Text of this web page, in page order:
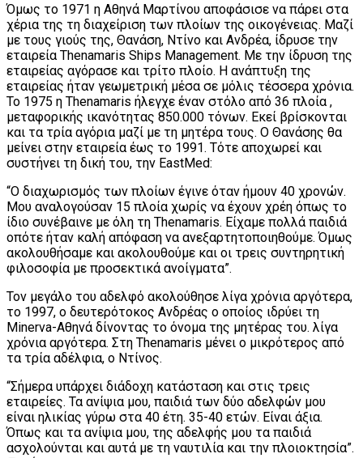
Όμως το 1971 η Αθηνά Μαρτίνου αποφάσισε να πάρει στα
χέρια της τη διαχείριση των πλοίων της οικογένειας. Μαζί
με τους γιούς της, Θανάση, Ντίνο και Ανδρέα, ίδρυσε την
εταιρεία Thenamaris Ships Management. Με την ίδρυση της
εταιρείας αγόρασε και τρίτο πλοίο. Η ανάπτυξη της
εταιρείας ήταν γεωμετρική μέσα σε μόλις τέσσερα χρόνια.
Το 1975 η Thenamaris ήλεγχε έναν στόλο από 36 πλοία ,
μεταφορικής ικανότητας 850.000 τόνων. Εκεί βρίσκονται
και τα τρία αγόρια μαζί με τη μητέρα τους. Ο Θανάσης θα
μείνει στην εταιρεία έως το 1991. Τότε αποχωρεί και
συστήνει τη δική του, την ΕastMed:
“Ο διαχωρισμός των πλοίων έγινε όταν ήμουν 40 χρονών.
Μου αναλογούσαν 15 πλοία χωρίς να έχουν χρέη όπως το
ίδιο συνέβαινε με όλη τη Thenamaris. Είχαμε πολλά παιδιά
οπότε ήταν καλή απόφαση να ανεξαρτητοποιηθούμε. Όμως
ακολουθήσαμε και ακολουθούμε και οι τρεις συντηρητική
φιλοσοφία με προσεκτικά ανοίγματα”.
Τον μεγάλο του αδελφό ακολούθησε λίγα χρόνια αργότερα,
το 1997, ο δευτερότοκος Ανδρέας ο οποίος ιδρύει τη
Minerva-Αθηνά δίνοντας το όνομα της μητέρας του. λίγα
χρόνια αργότερα. Στη Τhenamaris μένει ο μικρότερος από
τα τρία αδέλφια, ο Ντίνος.
“Σήμερα υπάρχει διάδοχη κατάσταση και στις τρεις
εταιρείες. Τα ανίψια μου, παιδιά των δύο αδελφών μου
είναι ηλικίας γύρω στα 40 έτη. 35-40 ετών. Είναι άξια.
Όπως και τα ανίψια μου, της αδελφής μου τα παιδιά
ασχολούνται και αυτά με τη ναυτιλία και την πλοιοκτησία”.